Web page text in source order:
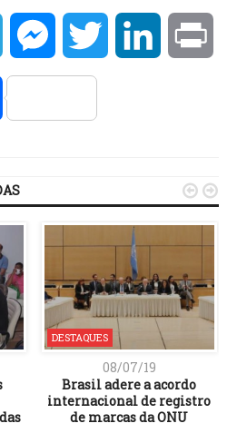
TelegramMessengerTwitter LinkedIn
Compartilhar
DESTAQUES
08/07/19
Brasil adere a acordo
internacional de registro
de marcas da ONU
 